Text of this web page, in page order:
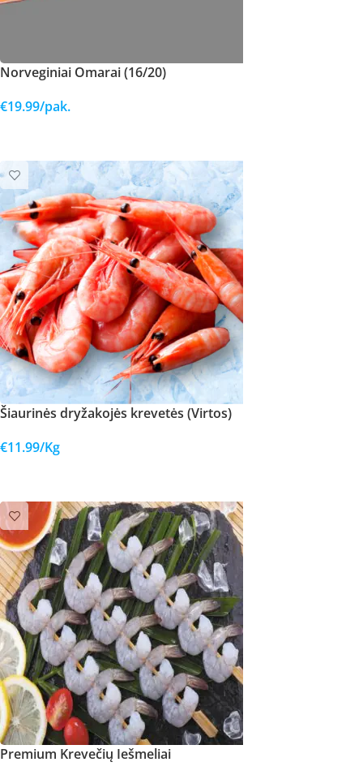
Norveginiai Omarai (16/20)
€19.99/pak.
Šiaurinės dryžakojės krevetės (Virtos)
€11.99/Kg
Premium Krevečių Iešmeliai